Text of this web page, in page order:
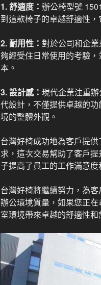
1. 舒適度： 辦公椅型號
到這款椅子的卓越舒適性
2. 耐用性： 對於公司和企
夠經受住日常使用的考驗
本。
3. 設計感： 現代企業注重
代設計，不僅提供卓越的
境的整體外觀。
台灣好椅成功地為客戶提
求，這次交易幫助了客戶
子提高了員工的工作滿意度
台灣好椅將繼續努力，為
辦公環境質量，如果您正
室環境帶來卓越的舒適性和